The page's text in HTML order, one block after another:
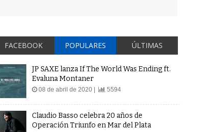
FACEBOOK POPULARES ÚLTIMAS
JP SAXE lanza If The World Was Ending ft.
Evaluna Montaner
08 de abril de 2020 | 5594
Claudio Basso celebra 20 años de
Operación Triunfo en Mar del Plata